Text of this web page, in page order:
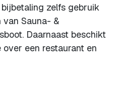
zelfs gebruik
Sauna- &
Daarnaast beschikt
een restaurant en